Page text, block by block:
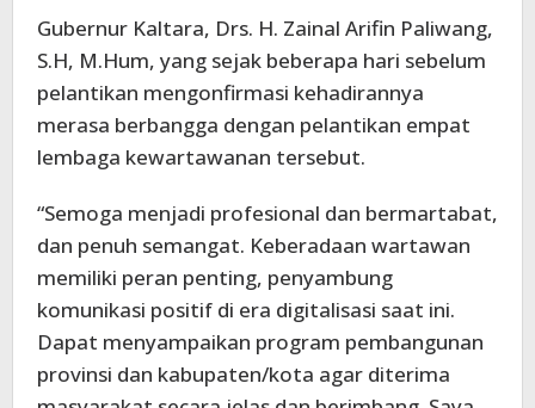
Gubernur Kaltara, Drs. H. Zainal Arifin Paliwang,
S.H, M.Hum, yang sejak beberapa hari sebelum
pelantikan mengonfirmasi kehadirannya
merasa berbangga dengan pelantikan empat
lembaga kewartawanan tersebut.
“Semoga menjadi profesional dan bermartabat,
dan penuh semangat. Keberadaan wartawan
memiliki peran penting, penyambung
komunikasi positif di era digitalisasi saat ini.
Dapat menyampaikan program pembangunan
provinsi dan kabupaten/kota agar diterima